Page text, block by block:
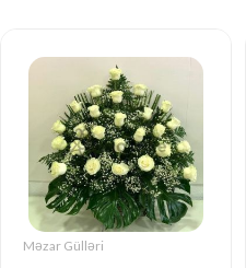
Məzar Gülləri